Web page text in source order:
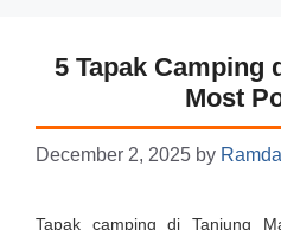
5 Tapak Camping
Most
December 2, 2025 by
Tapak camping di Tanjung